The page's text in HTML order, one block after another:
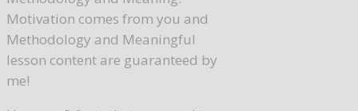
Motivation comes from you and
Methodology and Meaningful
lesson content are guaranteed by
me!